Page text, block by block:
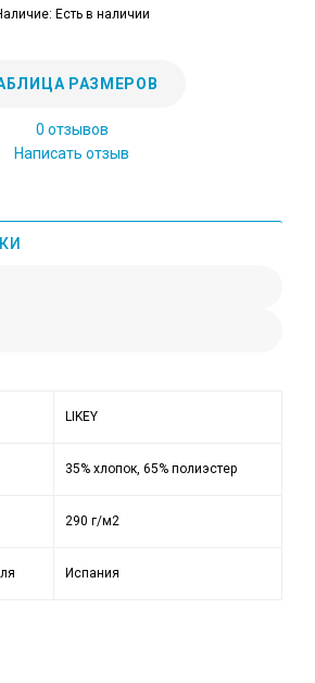
Есть в наличии
РАЗМЕРОВ
0 отзывов
Написать отзыв
LIKEY
35% хлопок, 65% полиэстер
290 г/м2
Испания